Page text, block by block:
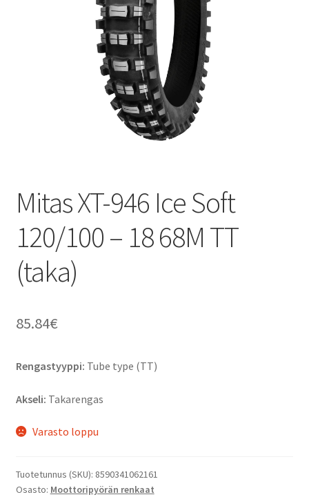
Mitas XT-946 Ice Soft
120/100 – 18 68M TT
(taka)
85.84€
Rengastyyppi: Tube type (TT)
Akseli: Takarengas
Varasto loppu
Tuotetunnus (SKU): 8590341062161
Osasto: Moottoripyörän renkaat